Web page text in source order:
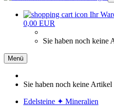
Ihr
0,00 EUR
Sie haben noch keine
Menü
Sie haben noch keine
Edelsteine ✦ Mineralien